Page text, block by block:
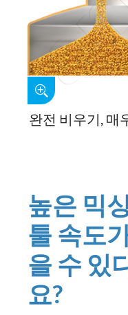
완전 비우기, 매
높은 믹
툴 속도
을 수 있
요?